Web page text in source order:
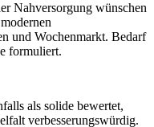
Nahversorgung wünschen
und Wochenmarkt. Bedarf
formuliert.
als solide bewertet,
verbesserungswürdig.